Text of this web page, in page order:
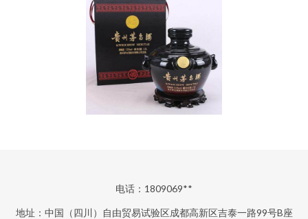
电话：1809069**
地址：中国（四川）自由贸易试验区成都高新区吉泰一路99号B座